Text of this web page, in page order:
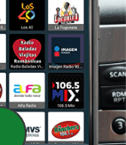
| 10 La Atlántida
Perdida - 1966
de Ficción